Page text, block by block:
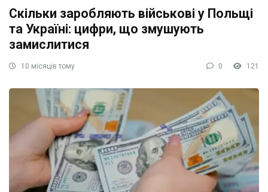
Скільки заробляють військові у Польщі
та Україні: цифри, що змушують
замислитися
10 місяців тому 0 121